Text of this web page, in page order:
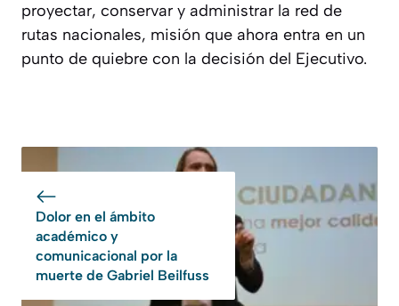
proyectar, conservar y administrar la red de
rutas nacionales, misión que ahora entra en un
punto de quiebre con la decisión del Ejecutivo.
Dolor en el ámbito
académico y
comunicacional por la
muerte de Gabriel Beilfuss